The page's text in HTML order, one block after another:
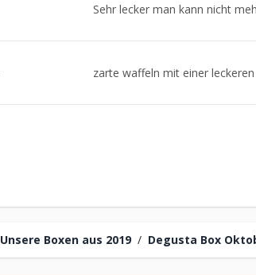
Unsere Boxen aus 2019 / Degusta Box
Sehr lecker man kann nicht
zarte waffeln mit einer